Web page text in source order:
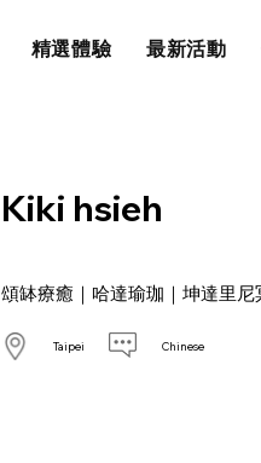
精選體驗 最新活動
Kiki hsieh
頌缽療癒｜哈達瑜珈｜坤達里尼
Taipei Chinese